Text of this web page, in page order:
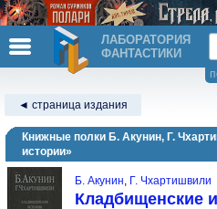
ЛАБОРАТОРИЯ
ФАНТАСТИКИ
◄ страница издания
Книжные полки Б. Акунин, Г.
истории»
Б. Акунин, Г. Чхартишвили
Кладбищенские